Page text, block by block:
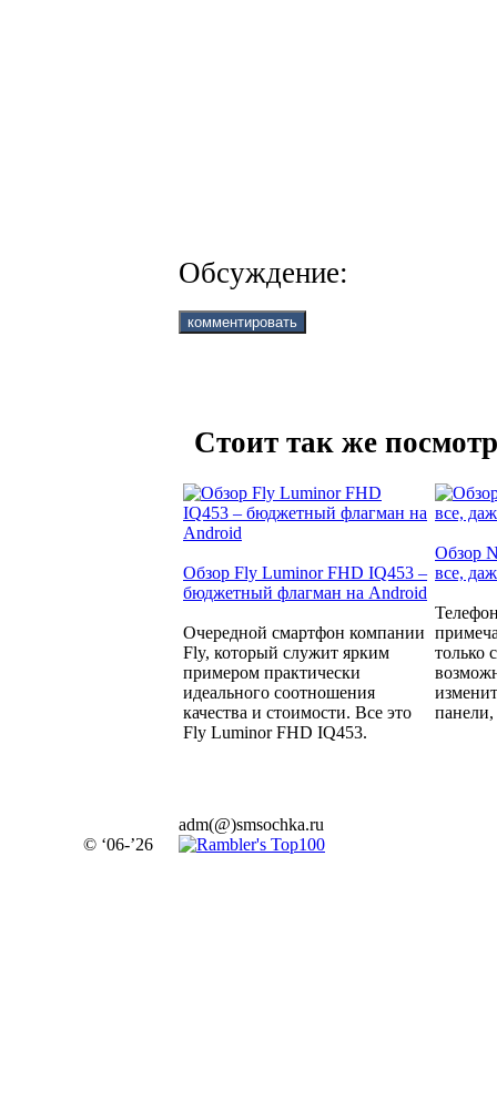
Обсуждение:
Стоит так же
Обзор Fly Luminor FHD IQ453 –
бюджетный флагман на Android
Очередной смартфон компании
Fly, который служит ярким
примером практически
идеального соотношения
качества и стоимости. Все это
Fly Luminor FHD IQ453.
Обзор
все,
только
© ‘06-’26
adm(@)smsochka.ru